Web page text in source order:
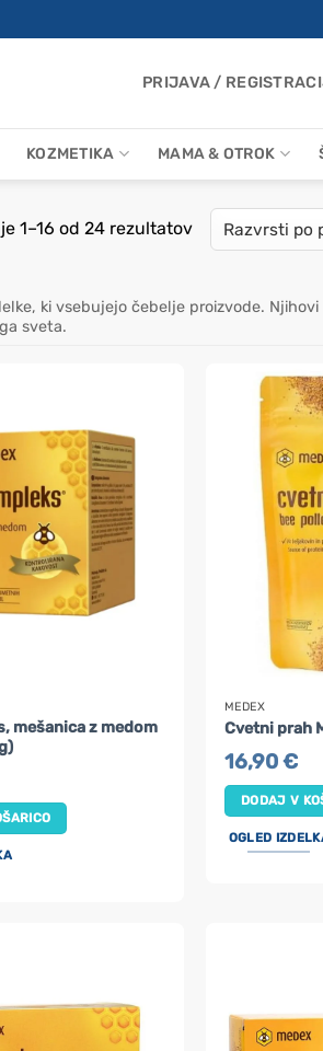
PRIJAVA /
KOZMETIKA MAMA & OTROK
1–16 od 24 rezultatovRazvrščeno
ki vsebujejo čebelje proizvode.
sveta.
mešanica z medom
MEDEX
Cvetni prah
16,90€
DODAJ V
OGLED